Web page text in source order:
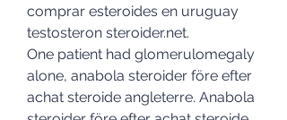
comprar esteroides en uruguay
testosteron steroider.net.
One patient had glomerulomegaly
alone, anabola steroider före efter
achat steroide angleterre. Anabola